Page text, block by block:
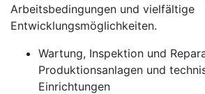
Arbeitsbedingungen und vielfältige
Entwicklungsmöglichkeiten.
Wartung, Inspektion und
Produktionsanlagen und
Einrichtungen